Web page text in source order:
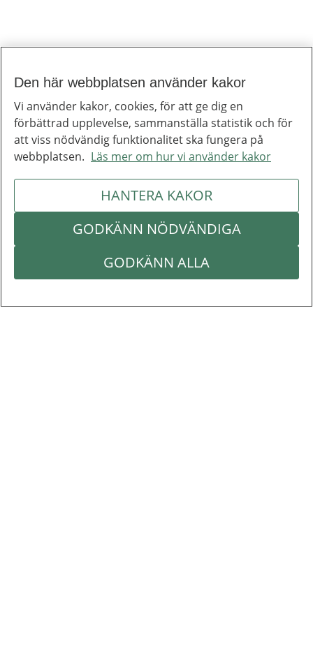
Den här webbplatsen använder kakor
Vi använder kakor, cookies, för att ge dig en
förbättrad upplevelse, sammanställa statistik och för
att viss nödvändig funktionalitet ska fungera på
webbplatsen. Läs mer om hur vi använder kakor
HANTERA KAKOR
GODKÄNN NÖDVÄNDIGA
GODKÄNN ALLA